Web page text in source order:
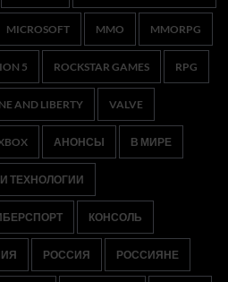
MICROSOFT MMO MMORPG
5 ROCKSTAR GAMES RPG
AND LIBERTY VALVE
АНОНСЫ В МИРЕ
ТЕХНОЛОГИИ
КОНСОЛЬ
РОССИЯ РОССИЯНЕ